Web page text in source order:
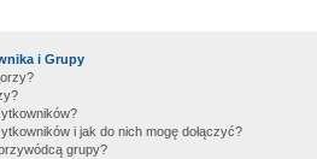
i Grupy
i jak do nich mogę dołączyć?
grupy?